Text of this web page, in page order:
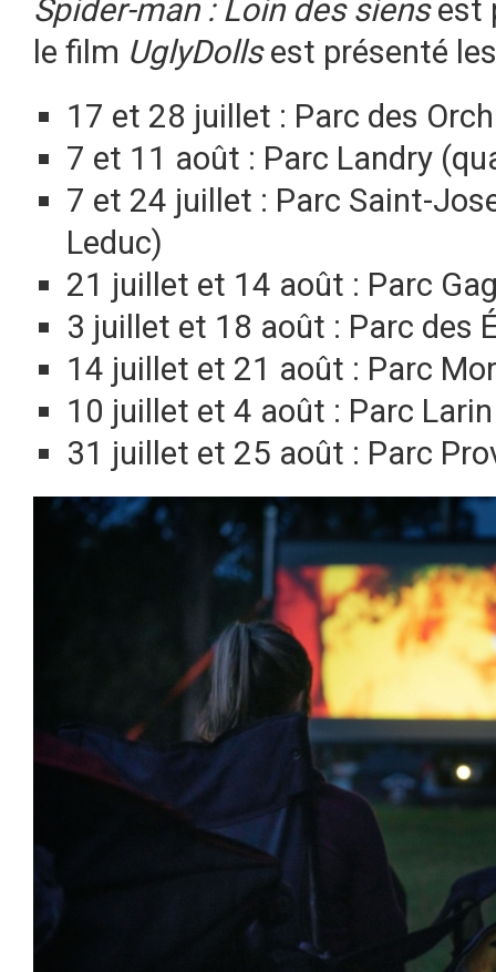
Spider-man : Loin des siensest
le film UglyDollsest présenté
17 et 28 juillet : Parc des
7 et 11 août : Parc Landry
7 et 24 juillet : Parc Saint-
Leduc)
21 juillet et 14 août : Parc
3 juillet et 18 août : Parc des
14 juillet et 21 août : Parc
10 juillet et 4 août : Parc
31 juillet et 25 août : Parc